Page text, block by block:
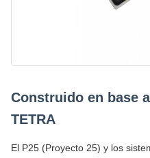
Construido en base
TETRA
El P25 (Proyecto 25) y los